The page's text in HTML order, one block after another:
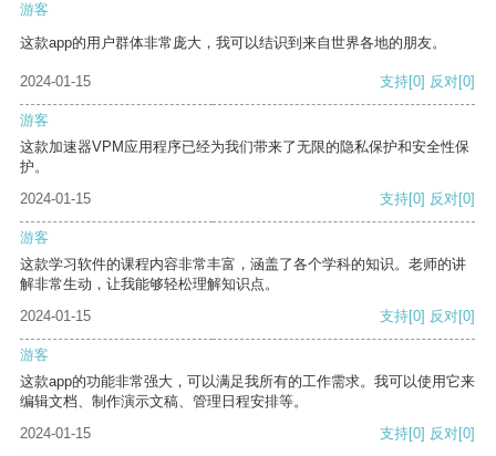
游客
这款app的用户群体非常庞大，我可以结识到来自世界各地的朋友。
2024-01-15 支持[0] 反对[0]
游客
这款加速器VPM应用程序已经为我们带来了无限的隐私保护和安全性保
护。
2024-01-15
支持[0] 反对[0]
游客
这款学习软件的课程内容非常丰富，涵盖了各个学科的知识。老师的讲
解非常生动，让我能够轻松理解知识点。
2024-01-15
支持[0] 反对[0]
游客
这款app的功能非常强大，可以满足我所有的工作需求。我可以使用它来
编辑文档、制作演示文稿、管理日程安排等。
2024-01-15
支持[0] 反对[0]